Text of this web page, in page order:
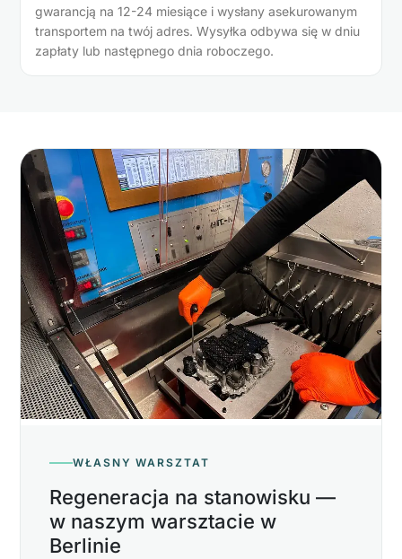
gwarancją na 12-24 miesiące i wysłany asekurowanym
transportem na twój adres. Wysyłka odbywa się w dniu
zapłaty lub następnego dnia roboczego.
WŁASNY WARSZTAT
Regeneracja na stanowisku —
w naszym warsztacie w
Berlinie